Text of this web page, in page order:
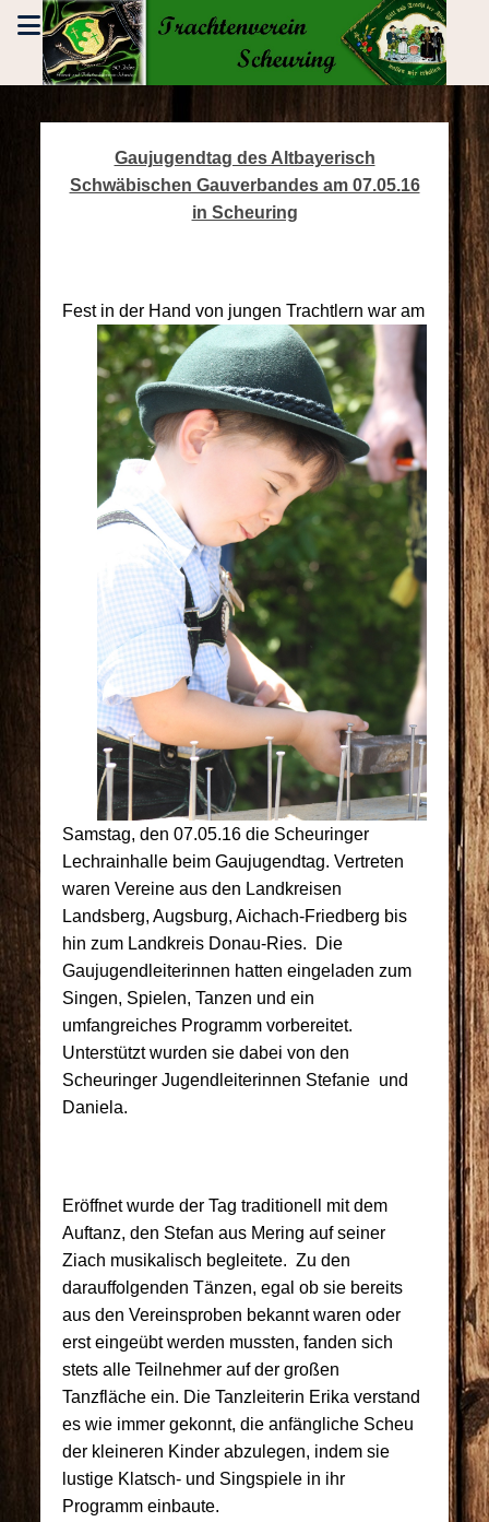
Gaujugendtag des Altbayerisch
Schwäbischen Gauverbandes am 07.05.16
in Scheuring
Fest in der Hand von jungen Trachtlern war am
Samstag, den 07.05.16 die Scheuringer
Lechrainhalle beim Gaujugendtag. Vertreten
waren Vereine aus den Landkreisen
Landsberg, Augsburg, Aichach-Friedberg bis
hin zum Landkreis Donau-Ries. Die
Gaujugendleiterinnen hatten eingeladen zum
Singen, Spielen, Tanzen und ein
umfangreiches Programm vorbereitet.
Unterstützt wurden sie dabei von den
Scheuringer Jugendleiterinnen Stefanie und
Daniela.
Eröffnet wurde der Tag traditionell mit dem
Auftanz, den Stefan aus Mering auf seiner
Ziach musikalisch begleitete. Zu den
darauffolgenden Tänzen, egal ob sie bereits
aus den Vereinsproben bekannt waren oder
erst eingeübt werden mussten, fanden sich
stets alle Teilnehmer auf der großen
Tanzfläche ein. Die Tanzleiterin Erika verstand
es wie immer gekonnt, die anfängliche Scheu
der kleineren Kinder abzulegen, indem sie
lustige Klatsch- und Singspiele in ihr
Programm einbaute.